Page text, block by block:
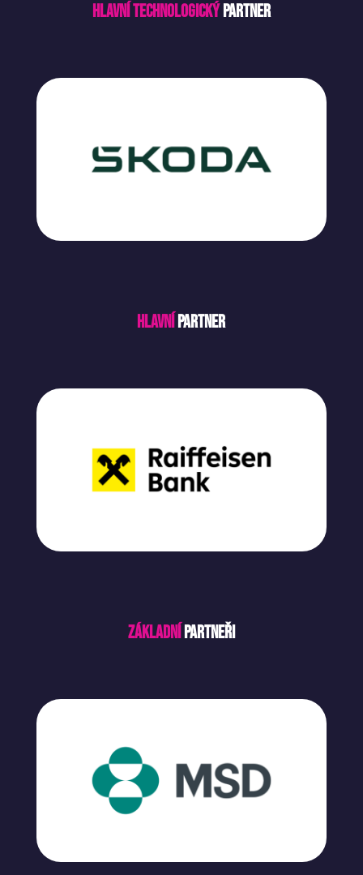
Hlavní technologickýpartner
Hlavnípartner
Základnípartneři